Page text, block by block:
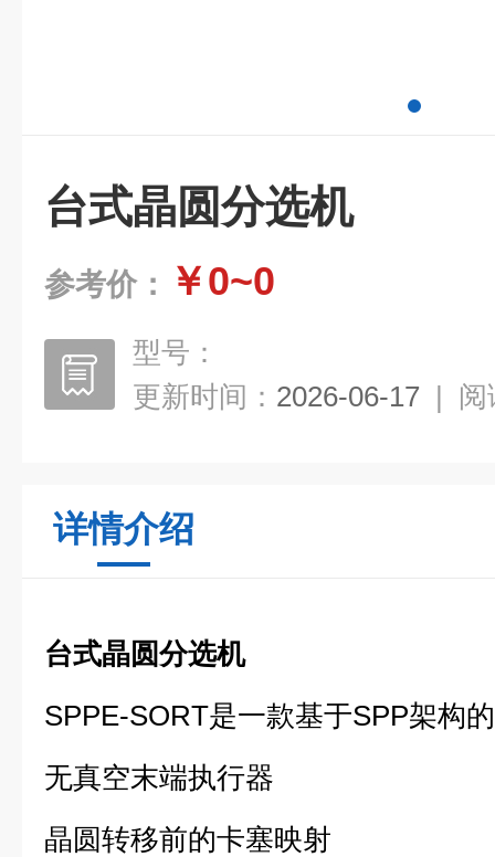
台式晶圆分选机
参考价： ￥0~0
型号：
更新时间： 2026-06-17 | 阅
详情介绍
台式晶圆分选机
SPPE-SORT是一款基于SPP架构的
无真空末端执行器
晶圆转移前的卡塞映射